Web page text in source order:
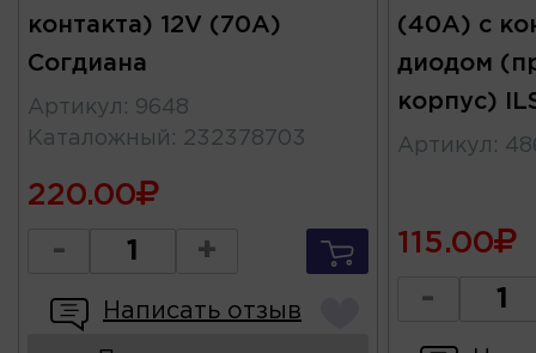
контакта) 12V (70А)
Согдиана
Артикул : 9648
Каталожный : 232378703
220.00
- +
Написать отзыв
(40А) с
диодом
корпус)
Артикул :
115.00
-